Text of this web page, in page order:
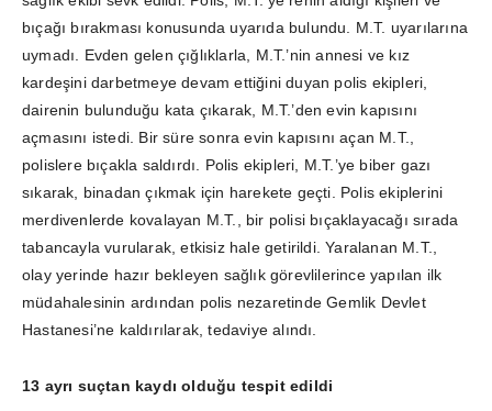
bıçağı bırakması konusunda uyarıda bulundu. M.T. uyarılarına
uymadı. Evden gelen çığlıklarla, M.T.’nin annesi ve kız
kardeşini darbetmeye devam ettiğini duyan polis ekipleri,
dairenin bulunduğu kata çıkarak, M.T.’den evin kapısını
açmasını istedi. Bir süre sonra evin kapısını açan M.T.,
polislere bıçakla saldırdı. Polis ekipleri, M.T.’ye biber gazı
sıkarak, binadan çıkmak için harekete geçti. Polis ekiplerini
merdivenlerde kovalayan M.T., bir polisi bıçaklayacağı sırada
tabancayla vurularak, etkisiz hale getirildi. Yaralanan M.T.,
olay yerinde hazır bekleyen sağlık görevlilerince yapılan ilk
müdahalesinin ardından polis nezaretinde Gemlik Devlet
Hastanesi’ne kaldırılarak, tedaviye alındı.
13 ayrı suçtan kaydı olduğu tespit edildi